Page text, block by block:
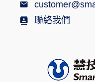
聯絡我們